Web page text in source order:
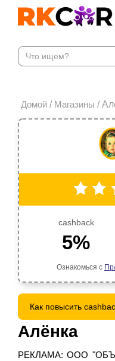
Домой/ Магазины /
cashback
5%
Ознакомься с
Как повысить
Алёнка
РЕКЛАМА: ООО